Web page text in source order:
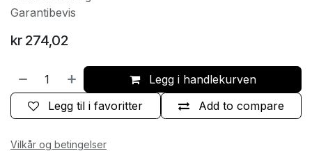
Garantibevis
kr 274,02
Legg i handlekurven
Add to compare
Legg til i favoritter
Vilkår og betingelser